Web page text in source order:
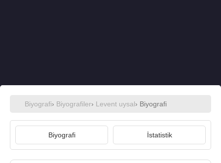
Biyografi› Biyografiler› Levent uysal› Biyografi
Biyografi İstatistik